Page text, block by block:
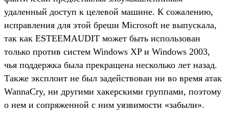
удаленный доступ к целевой машине. К сожалению,
исправления для этой бреши Microsoft не выпускала,
так как ESTEEMAUDIT может быть использован
только против систем Windows XP и Windows 2003,
чья поддержка была прекращена несколько лет назад.
Также эксплоит не был задействован ни во время атак
WannaCry, ни другими хакерскими группами, поэтому
о нем и сопряженной с ним уязвимости «забыли».